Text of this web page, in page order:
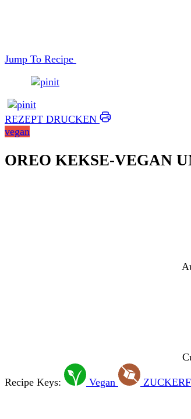
Jump To Recipe
REZEPT DRUCKEN
vegan
OREO KEKSE-VEGAN
Recipe Keys: Vegan